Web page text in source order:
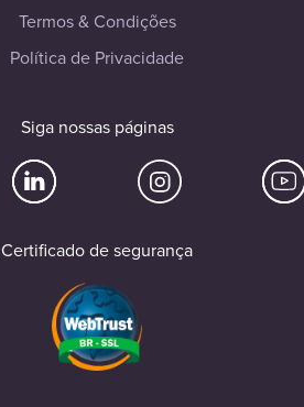
Termos & Condições
Política de Privacidade
Siga nossas páginas
Certificado de segurança